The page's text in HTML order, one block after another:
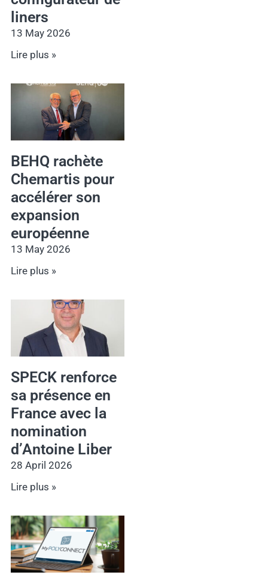
liners
13 May 2026
Lire plus »
BEHQ rachète
Chemartis pour
accélérer son
expansion
européenne
13 May 2026
Lire plus »
SPECK renforce
sa présence en
France avec la
nomination
d’Antoine Liber
28 April 2026
Lire plus »